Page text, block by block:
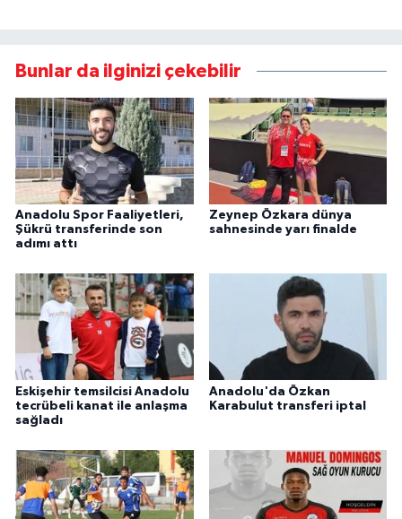
Bunlar da ilginizi çekebilir
Anadolu Spor Faaliyetleri,
Şükrü transferinde son
adımı attı
Zeynep Özkara dünya
sahnesinde yarı finalde
Eskişehir temsilcisi Anadolu
tecrübeli kanat ile anlaşma
sağladı
Anadolu'da Özkan
Karabulut transferi iptal